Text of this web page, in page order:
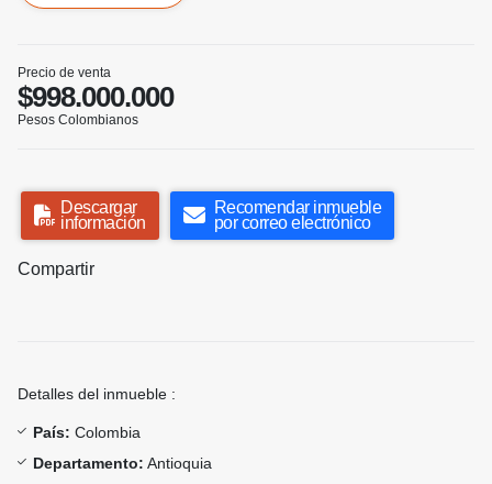
Precio de venta
$998.000.000
Pesos Colombianos
Descargar
información
Recomendar inmueble
por correo electrónico
Compartir
Detalles del inmueble :
País: Colombia
Departamento: Antioquia